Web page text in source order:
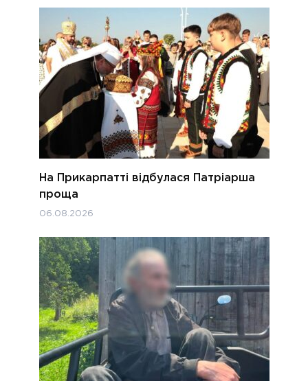
На Прикарпатті відбулася Патріарша
проща
06.08.2026